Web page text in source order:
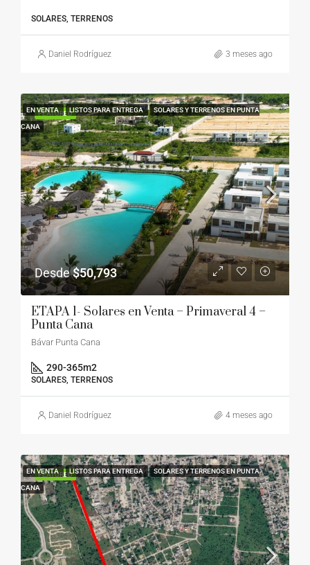
SOLARES, TERRENOS
Daniel Rodríguez 3 meses ago
FEATURED
EN VENTA LISTOS PARA ENTREGA SOLARES Y TERRENOS EN PUNTA
CANA
Desde$50,793
ETAPA 1- Solares en Venta – Primaveral 4 –
Punta Cana
Bávar Punta Cana
290-365m2
SOLARES, TERRENOS
Daniel Rodríguez 4 meses ago
FEATURED
EN VENTA LISTOS PARA ENTREGA SOLARES Y TERRENOS EN PUNTA
CANA